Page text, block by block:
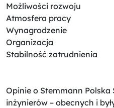
Możliwości rozwoju
Atmosfera pracy
Wynagrodzenie
Organizacja
Stabilność zatrudnienia
Opinie o Stemmann Polska
inżynierów – obecnych i